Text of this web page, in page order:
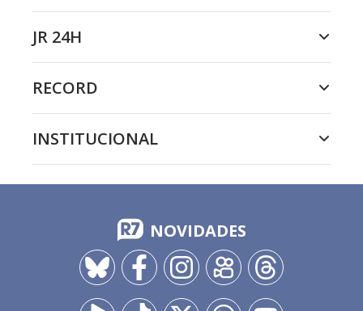
JR 24H
RECORD
INSTITUCIONAL
NOVIDADES